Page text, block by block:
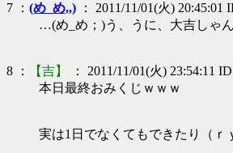
7 ： (め_め,,) ： 2011/11/01(火) 20:45:01
…(め_め；)う、うに、大吉しゃ
8 ： 【吉】
： 2011/11/01(火) 23:54:11
本日最終おみくじｗｗｗ
実は1日でなくてもできたり（ｒ